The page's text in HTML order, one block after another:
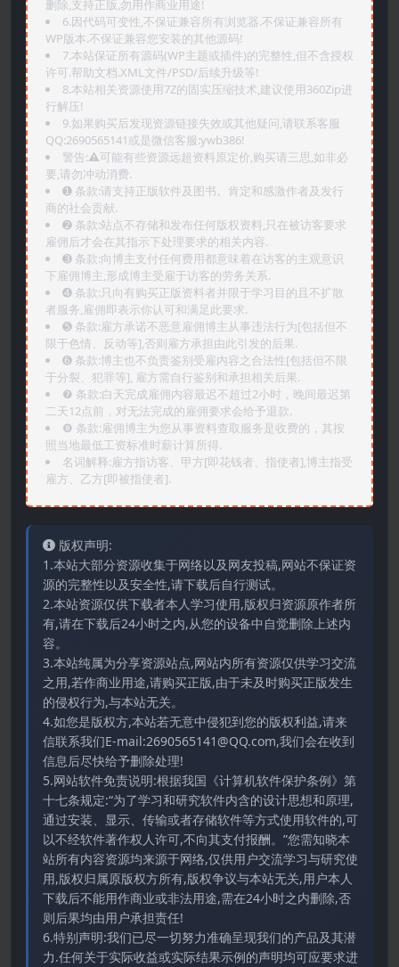
删除,支持正版,勿用作商业用途!
6.因代码可变性,不保证兼容所有浏览器.不保证兼容所有
WP版本.不保证兼容您安装的其他源码!
7.本站保证所有源码(WP主题或插件)的完整性,但不含授权
许可.帮助文档.XML文件/PSD/后续升级等!
8.本站相关资源使用7Z的固实压缩技术,建议使用360Zip进
行解压!
9.如果购买后发现资源链接失效或其他疑问,请联系客服
QQ:2690565141或是微信客服:ywb386!
警告:⚠️可能有些资源远超资料原定价,购买请三思,如非必
要,请勿冲动消费.
➊️ 条款:请支持正版软件及图书。肯定和感激作者及发行
商的社会贡献.
➋️ 条款:站点不存储和发布任何版权资料,只在被访客要求
雇佣后才会在其指示下处理要求的相关内容.
➌️ 条款:向博主支付任何费用都意味着在访客的主观意识
下雇佣博主,形成博主受雇于访客的劳务关系.
➍️ 条款:只向有购买正版资料者并限于学习目的且不扩散
者服务,雇佣即表示你认可和满足此要求.
➎ 条款:雇方承诺不恶意雇佣博主从事违法行为[包括但不
限于色情、反动等],否则雇方承担由此引发的后果.
➏️ 条款:博主也不负责鉴别受雇内容之合法性[包括但不限
于分裂、犯罪等], 雇方需自行鉴别和承担相关后果.
❼ 条款:白天完成雇佣内容最迟不超过2小时，晚间最迟第
二天12点前，对无法完成的雇佣要求会给予退款.
❽ 条款:雇佣博主为您从事资料查取服务是收费的，其按
照当地最低工资标准时薪计算所得.
名词解释:雇方指访客、甲方[即花钱者、指使者],博主指受
雇方、乙方[即被指使者].
版权声明:
1.本站大部分资源收集于网络以及网友投稿,网站不保证资
源的完整性以及安全性,请下载后自行测试。
2.本站资源仅供下载者本人学习使用,版权归资源原作者所
有,请在下载后24小时之内,从您的设备中自觉删除上述内
容。
3.本站纯属为分享资源站点,网站内所有资源仅供学习交流
之用,若作商业用途,请购买正版,由于未及时购买正版发生
的侵权行为,与本站无关。
4.如您是版权方,本站若无意中侵犯到您的版权利益,请来
信联系我们E-mail:2690565141@QQ.com,我们会在收到
信息后尽快给予删除处理!
5.网站软件免责说明:根据我国《计算机软件保护条例》第
十七条规定:“为了学习和研究软件内含的设计思想和原理,
通过安装、显示、传输或者存储软件等方式使用软件的,可
以不经软件著作权人许可,不向其支付报酬。”您需知晓本
站所有内容资源均来源于网络,仅供用户交流学习与研究使
用,版权归属原版权方所有,版权争议与本站无关,用户本人
下载后不能用作商业或非法用途,需在24小时之内删除,否
则后果均由用户承担责任!
6.特别声明:我们已尽一切努力准确呈现我们的产品及其潜
力.任何关于实际收益或实际结果示例的声明均可应要求进